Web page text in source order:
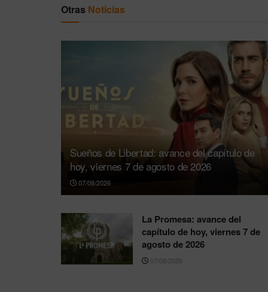
Otras Noticias
Sueños de Libertad: avance del capítulo de
hoy, viernes 7 de agosto de 2026
07/08/2026
La Promesa: avance del
capítulo de hoy, viernes 7 de
agosto de 2026
07/08/2026